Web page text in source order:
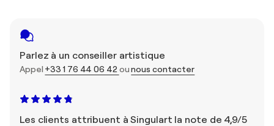
Parlez à un conseiller artistique
Appel +33 1 76 44 06 42 ounous contacter
Les clients attribuent à Singulart la note de 4,9/5